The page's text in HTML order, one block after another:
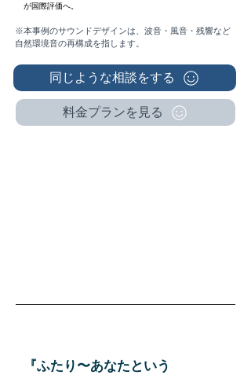
が国際評価へ。
※本事例のサウンドデザインは、波音・風音・残響など
自然環境音の再構成を指します。
同じような相談をする
料金プランを見る
『ふたり〜あなたという